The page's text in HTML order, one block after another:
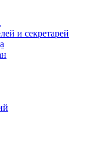
и секретарей